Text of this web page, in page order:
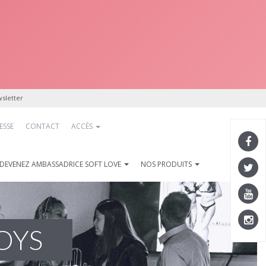
CONTACT ACCÈS
DEVENEZ AMBASSADRICE SOFT LOVE NOS PRODUITS